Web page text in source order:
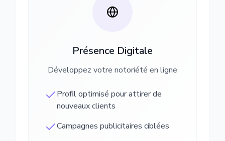
Présence Digitale
Développez votre notoriété en ligne
Profil optimisé pour attirer de
nouveaux clients
Campagnes publicitaires ciblées